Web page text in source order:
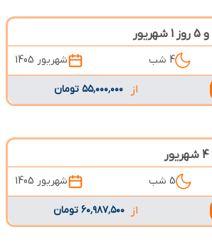
4 شب شهریور 1405
از ۵۵٬۰۰۰٬۰۰۰ تومان
5 شب شهریور 1405
از ۶۰٬۹۸۷٬۵۰۰ تومان